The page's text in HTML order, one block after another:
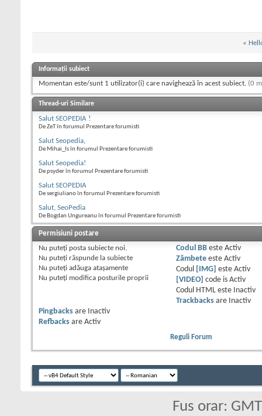
«
Informații subiect
Momentan este/sunt 1 utilizator(i) care navighează în acest subiect. (0
Thread-uri Similare
Salut SEOPEDIA !
De ZeT în forumul Prezentare forumisti
Salut Seopedia,
De Mihai_Is în forumul Prezentare forumisti
Salut Seopedia!
De psyder în forumul Prezentare forumisti
Salut SEOPEDIA
De sergiuliano în forumul Prezentare forumisti
Salut, SeoPedia
De Bogdan Ungureanu în forumul Prezentare forumisti
Permisiuni postare
Nu puteţi posta subiecte noi.
Nu puteţi răspunde la subiecte
Nu puteţi adăuga ataşamente
Nu puteţi modifica posturile proprii
Codul BBeste Activ
Zâmbeteeste Activ
Codul
[IMG] este Activ
[VIDEO]
code is Activ
Codul HTML este
Inactiv
Trackbacksare
Inactiv
Pingbacks are
Inactiv
Refbacks are Activ
Reguli Forum
Fus orar: